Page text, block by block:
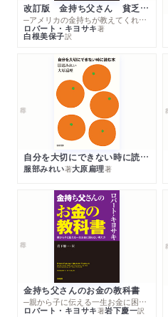
改訂版 金持ち父さん 貧乏父さん
─アメリカの金持ちが教えてくれるお金の哲学
ロバート・キヨサキ著
白根美保子訳
自分を大切にできない時に読む本
服部みれい著大原扁理著
金持ち父さんのお金の教科書
─親から子に伝える一生お金に困らない考え方
ロバート・キヨサキ著岩下慶一訳